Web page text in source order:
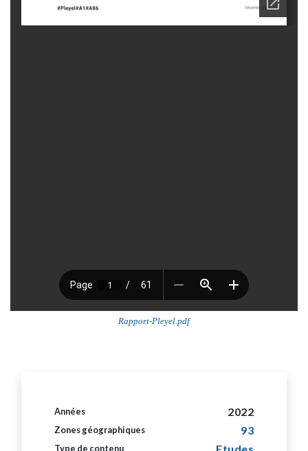
Rapport-Pleyel.pdf
Années 2022
Zones géographiques 93
Type de contenu